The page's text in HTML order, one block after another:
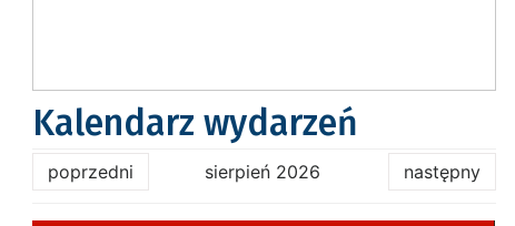
Kalendarz wydarzeń
poprzedni sierpień 2026 następny